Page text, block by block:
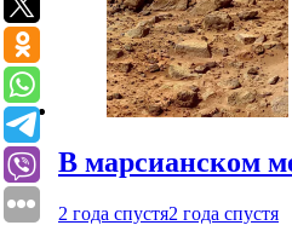
В марсианском
2 года спустя2 года спустя